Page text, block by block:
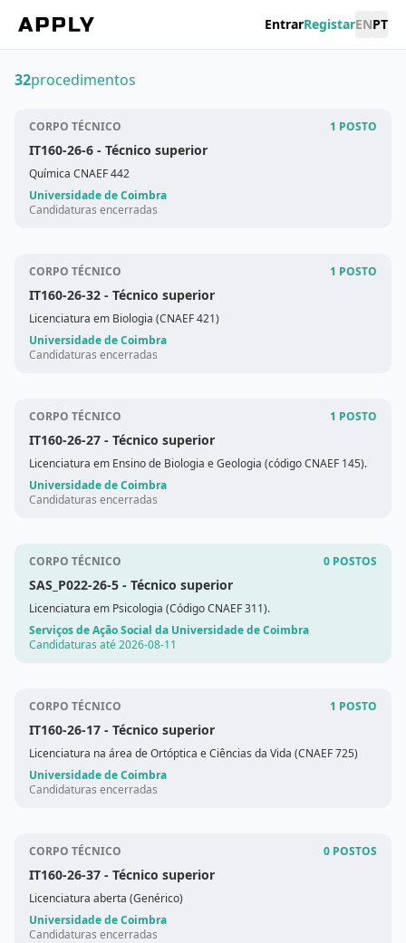
EntrarRegistarENPT
32procedimentos
CORPO TÉCNICO 1 POSTO
IT160-26-6 - Técnico superior
Química CNAEF 442
Universidade de Coimbra
Candidaturas encerradas
CORPO TÉCNICO 1 POSTO
IT160-26-32 - Técnico superior
Licenciatura em Biologia (CNAEF 421)
Universidade de Coimbra
Candidaturas encerradas
CORPO TÉCNICO 1 POSTO
IT160-26-27 - Técnico superior
Licenciatura em Ensino de Biologia e Geologia (código CNAEF 145).
Universidade de Coimbra
Candidaturas encerradas
CORPO TÉCNICO 0 POSTOS
SAS_P022-26-5 - Técnico superior
Licenciatura em Psicologia (Código CNAEF 311).
Serviços de Ação Social da Universidade de Coimbra
Candidaturas até 2026-08-11
CORPO TÉCNICO 1 POSTO
IT160-26-17 - Técnico superior
Licenciatura na área de Ortóptica e Ciências da Vida (CNAEF 725)
Universidade de Coimbra
Candidaturas encerradas
CORPO TÉCNICO 0 POSTOS
IT160-26-37 - Técnico superior
Licenciatura aberta (Genérico)
Universidade de Coimbra
Candidaturas encerradas